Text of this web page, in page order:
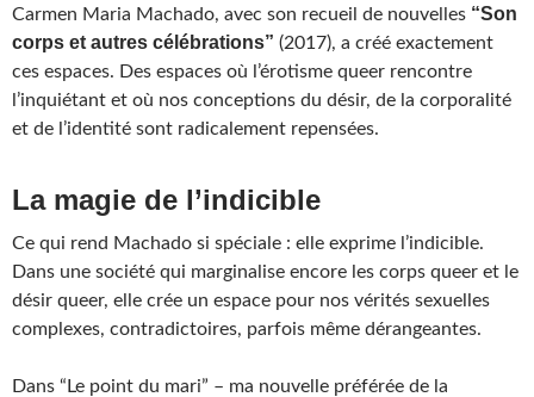
Carmen Maria Machado, avec son recueil de nouvelles “Son
corps et autres célébrations” (2017), a créé exactement
ces espaces. Des espaces où l’érotisme queer rencontre
l’inquiétant et où nos conceptions du désir, de la corporalité
et de l’identité sont radicalement repensées.
La magie de l’indicible
Ce qui rend Machado si spéciale : elle exprime l’indicible.
Dans une société qui marginalise encore les corps queer et le
désir queer, elle crée un espace pour nos vérités sexuelles
complexes, contradictoires, parfois même dérangeantes.
Dans “Le point du mari” – ma nouvelle préférée de la